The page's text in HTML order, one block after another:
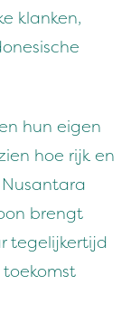
klanken,
hun eigen
hoe rijk en
brengt
tegelijkertijd